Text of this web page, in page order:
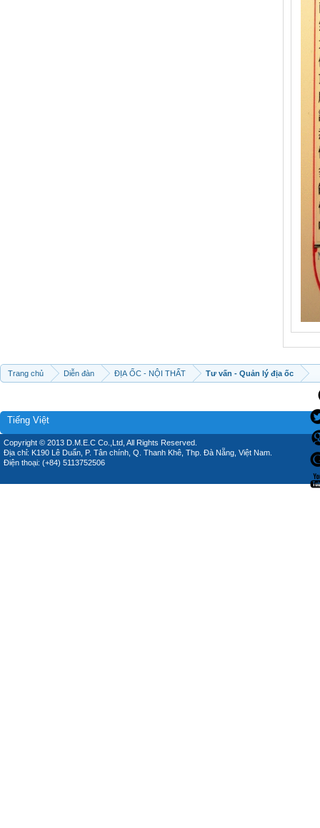
Trang chủ Diễn đàn ĐỊA ỐC - NỘI THẤT Tư vấn - Quản lý địa ốc
Tiếng Việt
Copyright © 2013 D.M.E.C Co.,Ltd, All Rights Reserved.
Địa chỉ: K190 Lê Duẩn, P. Tân chính, Q. Thanh Khê, Thp. Đà Nẵng, Việt Nam.
Điện thoại: (+84) 5113752506